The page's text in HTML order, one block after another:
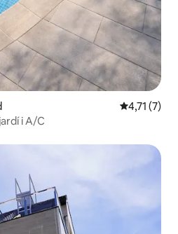
4,71 de
4,71 (7)
i A/C